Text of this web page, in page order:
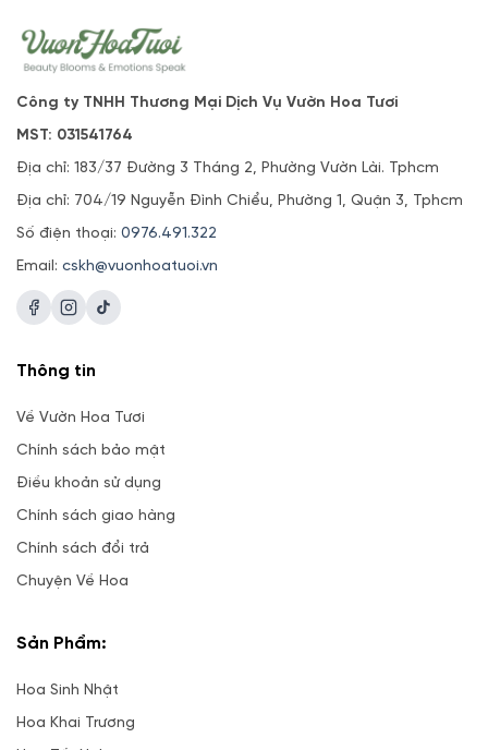
Công ty TNHH Thương Mại Dịch Vụ Vườn Hoa Tươi
MST: 031541764
Địa chỉ: 183/37 Đường 3 Tháng 2, Phường Vườn Lài. Tphcm
Địa chỉ: 704/19 Nguyễn Đình Chiểu, Phường 1, Quận 3, Tphcm
Số điện thoại: 0976.491.322
Email: cskh@vuonhoatuoi.vn
Thông tin
Về Vườn Hoa Tươi
Chính sách bảo mật
Điều khoản sử dụng
Chính sách giao hàng
Chính sách đổi trả
Chuyện Về Hoa
Sản Phẩm:
Hoa Sinh Nhật
Hoa Khai Trương